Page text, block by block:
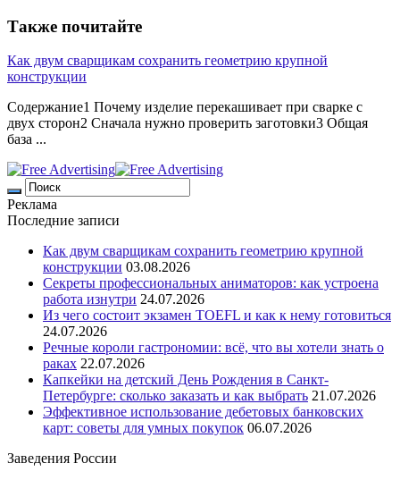
Также почитайте
Как двум сварщикам сохранить геометрию крупной
конструкции
Содержание1 Почему изделие перекашивает при сварке с
двух сторон2 Сначала нужно проверить заготовки3 Общая
база ...
Реклама
Последние записи
Как двум сварщикам сохранить геометрию крупной
конструкции 03.08.2026
Секреты профессиональных аниматоров: как устроена
работа изнутри 24.07.2026
Из чего состоит экзамен TOEFL и как к нему готовиться
24.07.2026
Речные короли гастрономии: всё, что вы хотели знать о
раках 22.07.2026
Капкейки на детский День Рождения в Санкт-
Петербурге: сколько заказать и как выбрать 21.07.2026
Эффективное использование дебетовых банковских
карт: советы для умных покупок 06.07.2026
Заведения России